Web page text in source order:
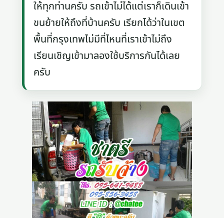
ให้ทุกท่านครับ รถเข้าไม่ได้แต่เราก็เดินเข้า
ขนย้ายให้ถึงที่บ้านครับ เรียกได้ว่าในเขต
พื้นที่กรุงเทพไม่มีที่ไหนที่เราเข้าไม่ถึง
เรียนเชิญเข้ามาลองใช้บริการกันได้เลย
ครับ